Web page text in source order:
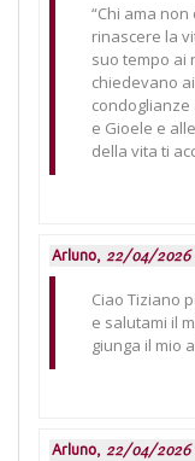
“Chi ama
rinascere la
suo tempo ai
chiedevano
condoglianze
e Gioele e
della vita ti
Arluno, 22/04/2026
Ciao Tiziano
e salutami il
giunga il mio
Arluno, 22/04/2026